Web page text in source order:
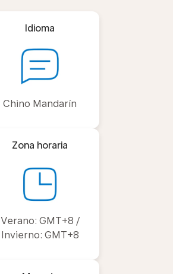
Idioma
Chino Mandarín
Zona horaria
Verano: GMT+8 /
Invierno: GMT+8